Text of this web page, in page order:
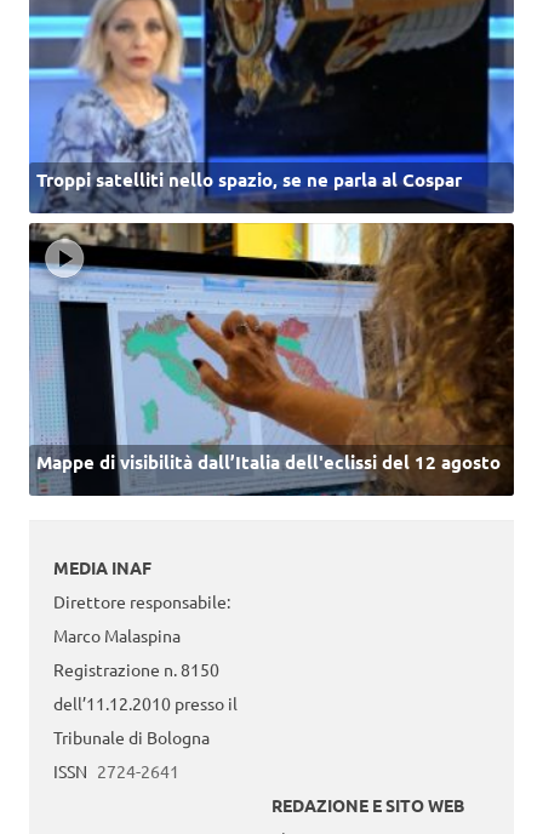
Troppi satelliti nello spazio, se ne parla al Cospar
Mappe di visibilità dall’Italia dell'eclissi del 12 agosto
MEDIA INAF
Direttore responsabile:
Marco Malaspina
Registrazione n. 8150
dell’11.12.2010 presso il
Tribunale di Bologna
ISSN 2724-2641
REDAZIONE E SITO WEB